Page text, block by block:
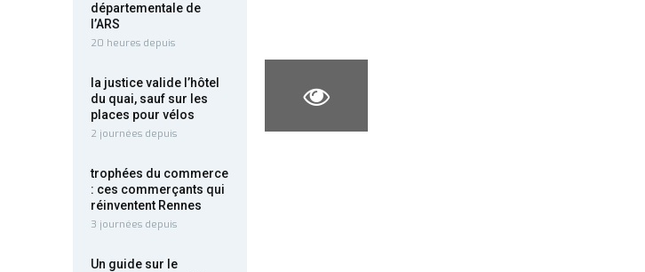
départementale de
l’ARS
20 heures depuis
la justice valide l’hôtel
du quai, sauf sur les
places pour vélos
2 journées depuis
trophées du commerce
: ces commerçants qui
réinventent Rennes
3 journées depuis
Un guide sur le